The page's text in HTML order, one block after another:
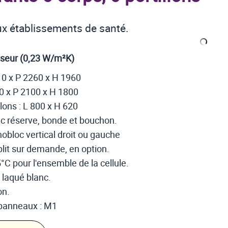
établissements de santé.
(0,23 W/m²K)
x P 2260 x H 1960
x P 2100 x H 1800
: L 800 x H 620
réserve, bonde et bouchon.
vertical droit ou gauche
sur demande, en option.
pour l'ensemble de la cellule.
blanc.
: M1